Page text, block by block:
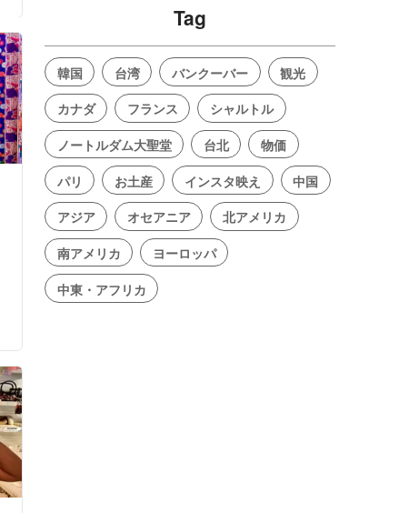
Tag
韓国 台湾 バンクーバー
観光
カナダ
フランス
シャルトル
ノートルダム大聖堂
台北
物価
パリ
お土産 インスタ映え
中国
アジア
オセアニア
北アメリカ
南アメリカ
ヨーロッパ
中東・アフリカ